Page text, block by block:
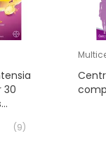
30
(9)